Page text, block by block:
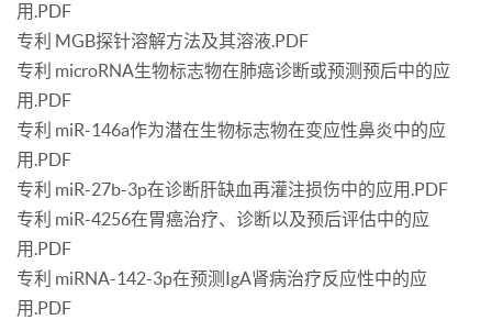
用.PDF
专利 MGB探针溶解方法及其溶液.PDF
专利 microRNA生物标志物在肺癌诊断或预测预后中的应
用.PDF
专利 miR-146a作为潜在生物标志物在变应性鼻炎中的应
用.PDF
专利 miR-27b-3p在诊断肝缺血再灌注损伤中的应用.PDF
专利 miR-4256在胃癌治疗、诊断以及预后评估中的应
用.PDF
专利 miRNA-142-3p在预测IgA肾病治疗反应性中的应
用.PDF